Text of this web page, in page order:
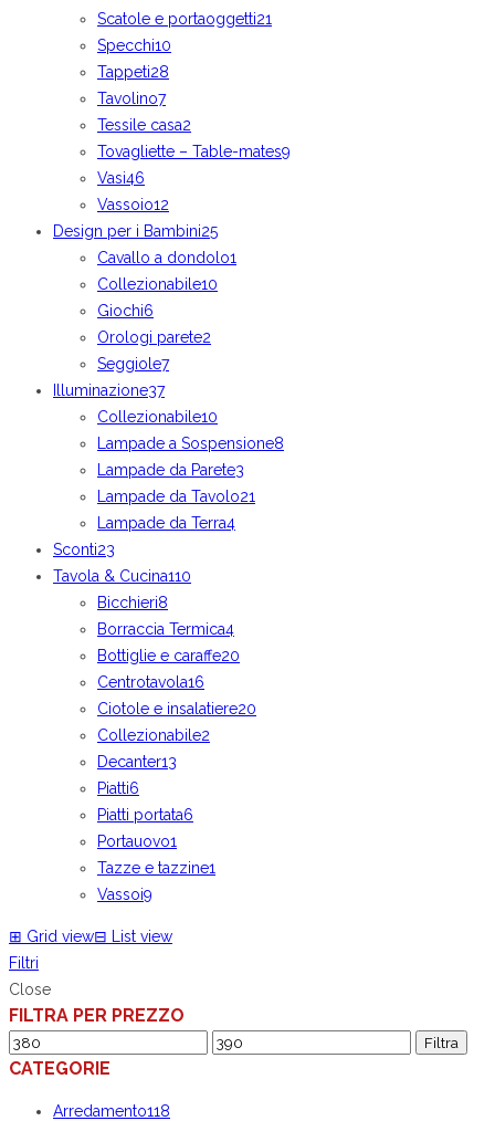
Scatole e portaoggetti21
Specchi10
Tappeti28
Tavolino7
Tessile casa2
Tovagliette – Table-mates9
Vasi46
Vassoio12
Design per i Bambini25
Cavallo a dondolo1
Collezionabile10
Giochi6
Orologi parete2
Seggiole7
Illuminazione37
Collezionabile10
Lampade a Sospensione8
Lampade da Parete3
Lampade da Tavolo21
Lampade da Terra4
Sconti23
Tavola & Cucina110
Bicchieri8
Borraccia Termica4
Bottiglie e caraffe20
Centrotavola16
Ciotole e insalatiere20
Collezionabile2
Decanter13
Piatti6
Piatti portata6
Portauovo1
Tazze e tazzine1
Vassoi9
⊞ Grid view⊟
List view
Filtri
Close
FILTRA PER PREZZO
Prezzo
Min
Prezzo
Filtra
CATEGORIE
Arredamento118